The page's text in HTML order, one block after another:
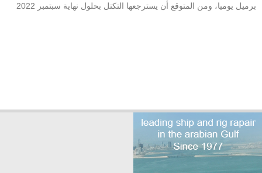
برميل يوميا، ومن المتوقع أن يسترجعها التكتل بحلول نهاية سبتمبر 2022